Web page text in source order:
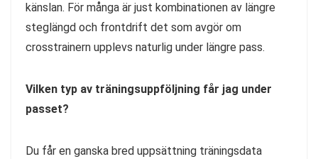
känslan. För många är just kombinationen av längre
steglängd och frontdrift det som avgör om
crosstrainern upplevs naturlig under längre pass.
Vilken typ av träningsuppföljning får jag under
passet?
Du får en ganska bred uppsättning träningsdata